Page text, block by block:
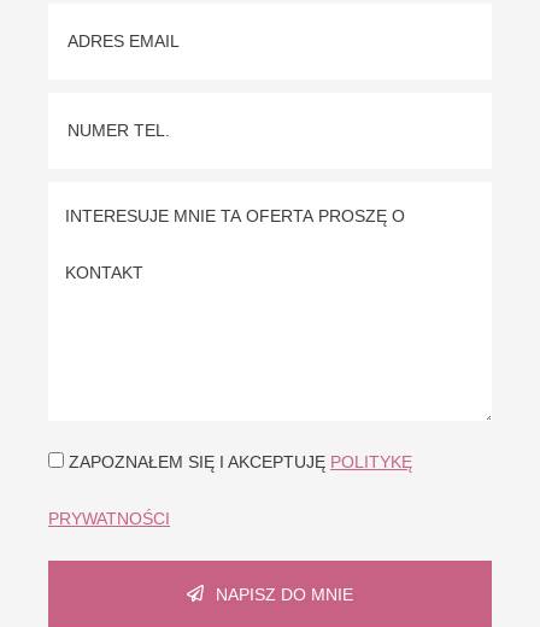
ZAPOZNAŁEM SIĘ I AKCEPTUJĘ POLITYKĘ
PRYWATNOŚCI
NAPISZ DO MNIE